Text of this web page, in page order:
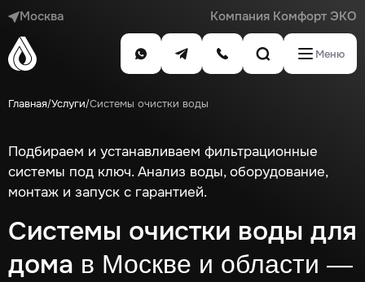
Москва Компания Комфорт ЭКО
Меню
Главная/Услуги/Системы очистки воды
Подбираем и устанавливаем фильтрационные
системы под ключ. Анализ воды, оборудование,
монтаж и запуск с гарантией.
Системы очистки воды для
дома в Москве и области —